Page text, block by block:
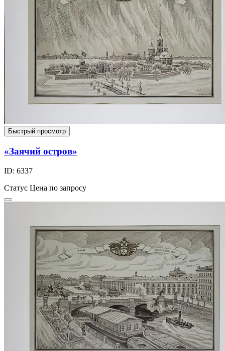
Быстрый просмотр
«Заячий остров»
ID: 6337
Статус Цена по запросу